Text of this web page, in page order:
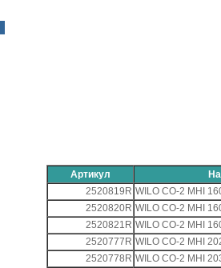
Артикул
2520819R WILO CO-2 MHI
2520820R WILO CO-2 MHI
2520821R WILO CO-2 MHI
2520777R WILO CO-2 MHI
2520778R WILO CO-2 MHI